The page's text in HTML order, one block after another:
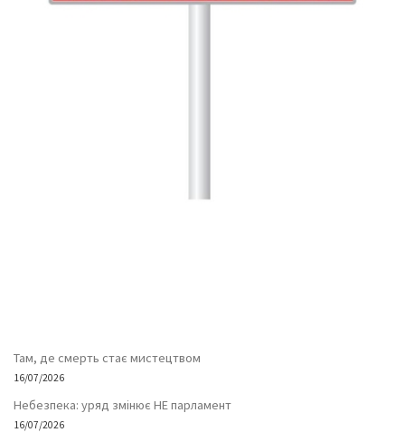
Там, де смерть стає мистецтвом
16/07/2026
Небезпека: уряд змінює НЕ парламент
16/07/2026